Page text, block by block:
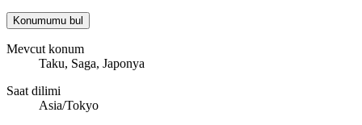
Konumumu bul
Mevcut konum
Taku, Saga, Japonya
Saat dilimi
Asia/Tokyo